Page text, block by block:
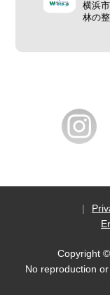
横浜
林の
Copyright
No reproduction